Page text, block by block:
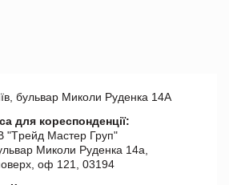
бульвар Миколи Руденка 14А
для кореспонденції:
"Tрейд Мастер Груп"
Миколи Руденка 14а,
оф 121, 03194